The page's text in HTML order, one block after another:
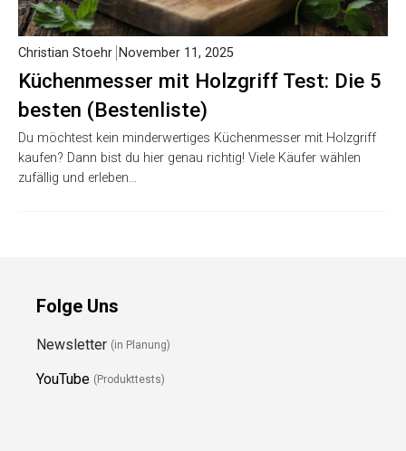
Küchenmesser mit Holzgriff Test: Die 5
besten (Bestenliste)
Christian Stoehr November 11, 2025
Du möchtest kein minderwertiges Küchenmesser mit Holzgriff
kaufen? Dann bist du hier genau richtig! Viele Käufer wählen
zufällig und erleben…
Folge Uns
Newsletter (in Planung)
YouTube (Produkttests)